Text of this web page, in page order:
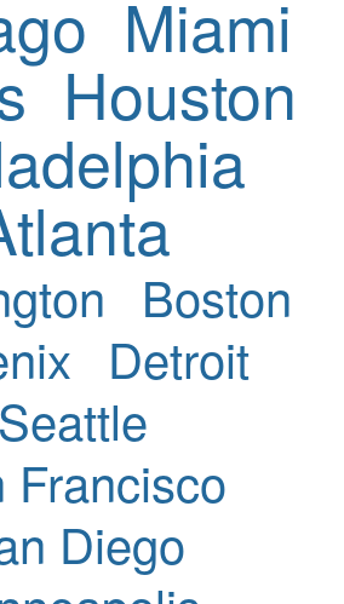
Miami
Houston
Boston
Detroit
Seattle
Francisco
Diego